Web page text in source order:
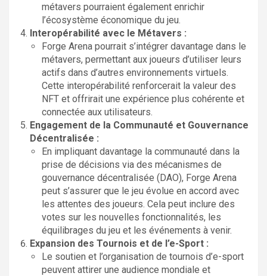
métavers pourraient également enrichir
l’écosystème économique du jeu.
Interopérabilité avec le Métavers :
Forge Arena pourrait s’intégrer davantage dans le
métavers, permettant aux joueurs d’utiliser leurs
actifs dans d’autres environnements virtuels.
Cette interopérabilité renforcerait la valeur des
NFT et offrirait une expérience plus cohérente et
connectée aux utilisateurs.
Engagement de la Communauté et Gouvernance
Décentralisée :
En impliquant davantage la communauté dans la
prise de décisions via des mécanismes de
gouvernance décentralisée (DAO), Forge Arena
peut s’assurer que le jeu évolue en accord avec
les attentes des joueurs. Cela peut inclure des
votes sur les nouvelles fonctionnalités, les
équilibrages du jeu et les événements à venir.
Expansion des Tournois et de l’e-Sport :
Le soutien et l’organisation de tournois d’e-sport
peuvent attirer une audience mondiale et